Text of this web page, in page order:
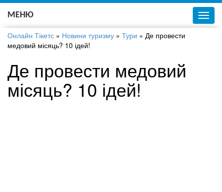
Українська
МЕНЮ
Онлайн Тікетс » Новини туризму » Тури » Де провести
медовий місяць? 10 ідей!
Де провести медовий
місяць? 10 ідей!